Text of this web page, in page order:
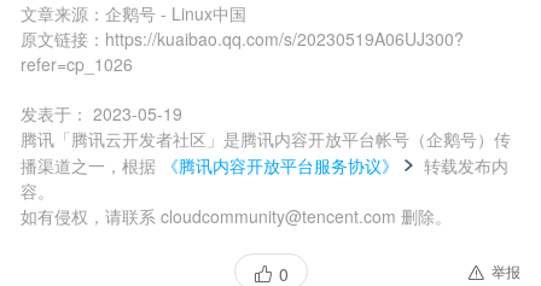
文章来源： 企鹅号 - Linux中国
原文链接： https://kuaibao.qq.com/s/20230519A06UJ300?
refer=cp_1026
发表于： 2023-05-19
腾讯「腾讯云开发者社区」是腾讯内容开放平台帐号（企鹅号）传
播渠道之一，根据
《腾讯内容开放平台服务协议》
转载发布内
容。
如有侵权，请联系 cloudcommunity@tencent.com 删除。
0 举报